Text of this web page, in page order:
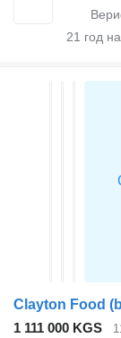
21 год
Clayton Food
1 111 000 KGS